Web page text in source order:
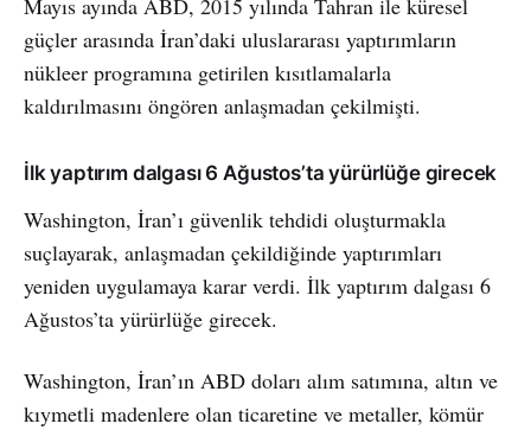
güçler arasında İran’daki uluslararası yaptırımların
nükleer programına getirilen kısıtlamalarla
kaldırılmasını öngören anlaşmadan çekilmişti.
İlk yaptırım dalgası 6 Ağustos’ta yürürlüğe girecek
Washington, İran’ı güvenlik tehdidi oluşturmakla
suçlayarak, anlaşmadan çekildiğinde yaptırımları
yeniden uygulamaya karar verdi. İlk yaptırım dalgası 6
Ağustos’ta yürürlüğe girecek.
Washington, İran’ın ABD doları alım satımına, altın ve
kıymetli madenlere olan ticaretine ve metaller, kömür